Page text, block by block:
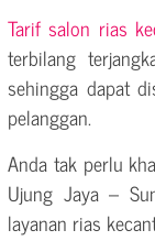
Tarif salon rias
terbilang
sehingga dapat
pelanggan.
Anda tak perlu
Ujung Jaya –
layanan rias